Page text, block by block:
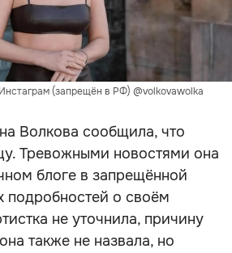
(запрещён в РФ) @volkovawolka
Волкова сообщила, что
Тревожными новостями она
блоге в запрещённой
подробностей о своём
не уточнила, причину
также не назвала, но